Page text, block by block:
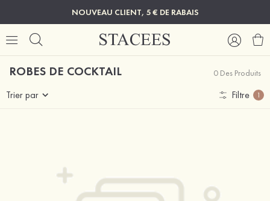
NOUVEAU CLIENT, 5 € DE RABAIS
ROBES DE COCKTAIL 0 Des Produits
Trier par Filtre 1